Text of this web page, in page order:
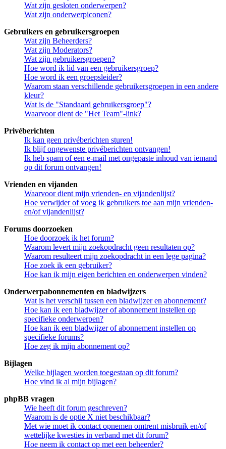
Wat zijn gesloten onderwerpen?
Wat zijn onderwerpiconen?
Gebruikers en gebruikersgroepen
Wat zijn Beheerders?
Wat zijn Moderators?
Wat zijn gebruikersgroepen?
Hoe word ik lid van een gebruikersgroep?
Hoe word ik een groepsleider?
Waarom staan verschillende gebruikersgroepen in een andere
kleur?
Wat is de "Standaard gebruikersgroep"?
Waarvoor dient de "Het Team"-link?
Privéberichten
Ik kan geen privéberichten sturen!
Ik blijf ongewenste privéberichten ontvangen!
Ik heb spam of een e-mail met ongepaste inhoud van iemand
op dit forum ontvangen!
Vrienden en vijanden
Waarvoor dient mijn vrienden- en vijandenlijst?
Hoe verwijder of voeg ik gebruikers toe aan mijn vrienden-
en/of vijandenlijst?
Forums doorzoeken
Hoe doorzoek ik het forum?
Waarom levert mijn zoekopdracht geen resultaten op?
Waarom resulteert mijn zoekopdracht in een lege pagina?
Hoe zoek ik een gebruiker?
Hoe kan ik mijn eigen berichten en onderwerpen vinden?
Onderwerpabonnementen en bladwijzers
Wat is het verschil tussen een bladwijzer en abonnement?
Hoe kan ik een bladwijzer of abonnement instellen op
specifieke onderwerpen?
Hoe kan ik een bladwijzer of abonnement instellen op
specifieke forums?
Hoe zeg ik mijn abonnement op?
Bijlagen
Welke bijlagen worden toegestaan op dit forum?
Hoe vind ik al mijn bijlagen?
phpBB vragen
Wie heeft dit forum geschreven?
Waarom is de optie X niet beschikbaar?
Met wie moet ik contact opnemen omtrent misbruik en/of
wettelijke kwesties in verband met dit forum?
Hoe neem ik contact op met een beheerder?